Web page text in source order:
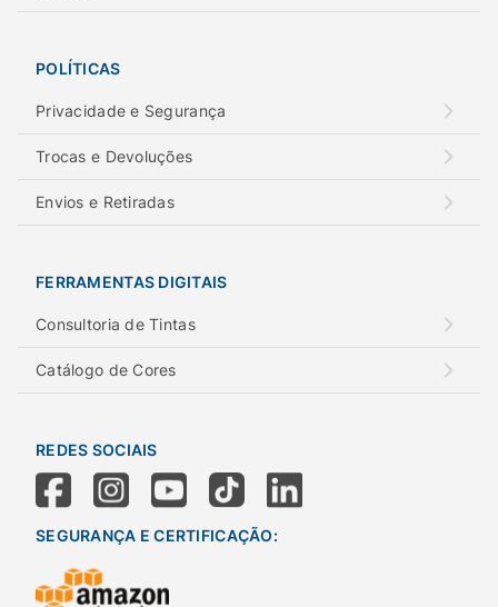
POLÍTICAS
Privacidade e Segurança
Trocas e Devoluções
Envios e Retiradas
FERRAMENTAS DIGITAIS
Consultoria de Tintas
Catálogo de Cores
REDES SOCIAIS
SEGURANÇA E CERTIFICAÇÃO: